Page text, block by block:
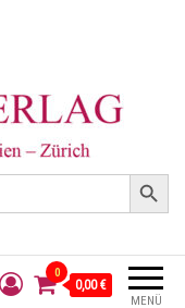
Search Button
MENÜ
0
0,00 €